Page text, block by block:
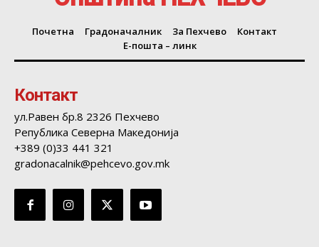
Почетна Градоначалник За Пехчево
Контакт
Е-пошта – линк
Контакт
ул.Равен бр.8 2326 Пехчево
Република Северна Македонија
+389 (0)33 441 321
gradonacalnik@pehcevo.gov.mk